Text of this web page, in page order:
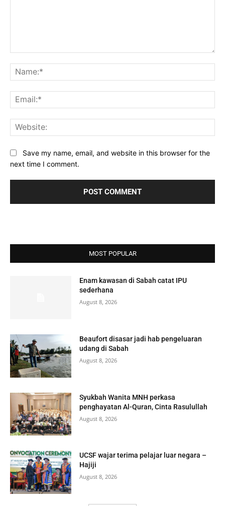
Save my name, email, and website in this browser for the
next time I comment.
MOST POPULAR
Enam kawasan di Sabah catat IPU
sederhana
August 8, 2026
Beaufort disasar jadi hab pengeluaran
udang di Sabah
August 8, 2026
Syukbah Wanita MNH perkasa
penghayatan Al-Quran, Cinta Rasulullah
August 8, 2026
UCSF wajar terima pelajar luar negara –
Hajiji
August 8, 2026